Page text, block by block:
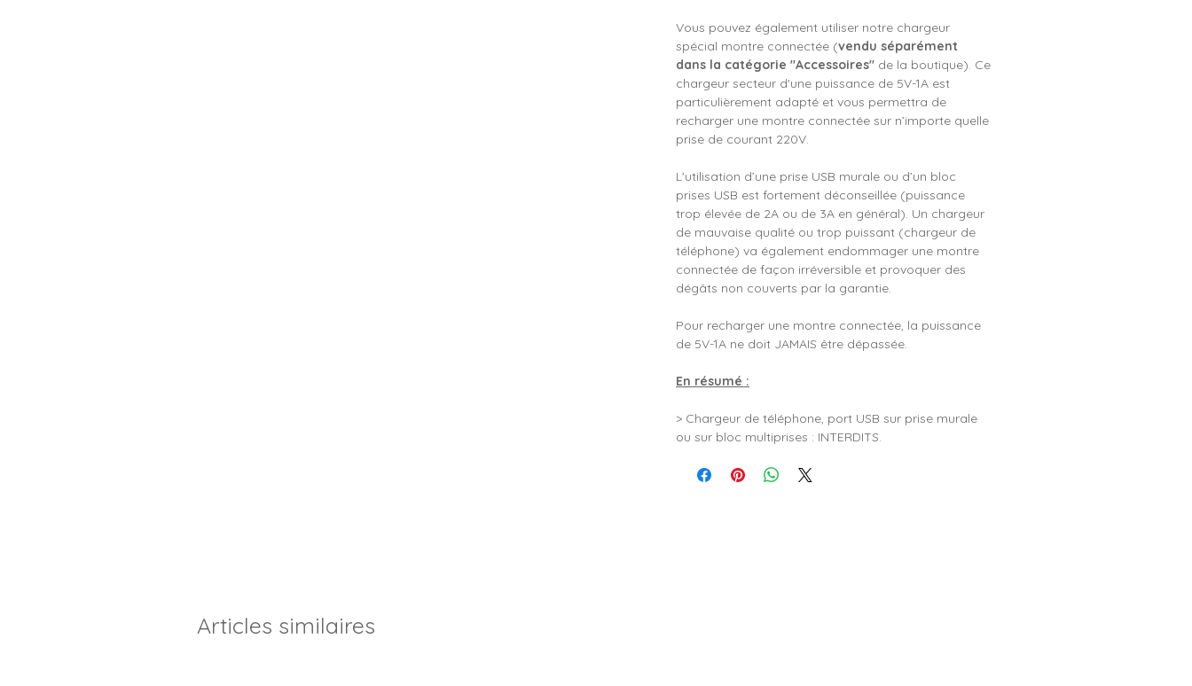
Vous pouvez également utiliser notre chargeur
spécial montre connectée (vendu séparément
dans la catégorie "Accessoires" de la boutique). Ce
chargeur secteur d'une puissance de 5V-1A est
particulièrement adapté et vous permettra de
recharger une montre connectée sur n’importe quelle
prise de courant 220V.
L'utilisation d’une prise USB murale ou d’un bloc
prises USB est fortement déconseillée (puissance
trop élevée de 2A ou de 3A en général). Un chargeur
de mauvaise qualité ou trop puissant (chargeur de
téléphone) va également endommager une montre
connectée de façon irréversible et provoquer des
dégâts non couverts par la garantie.
Pour recharger une montre connectée, la puissance
de 5V-1A ne doit JAMAIS être dépassée.
En résumé :
> Chargeur de téléphone, port USB sur prise murale
ou sur bloc multiprises : INTERDITS.
Articles similaires